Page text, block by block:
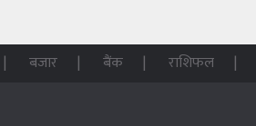
बजार बैंक राशिफल